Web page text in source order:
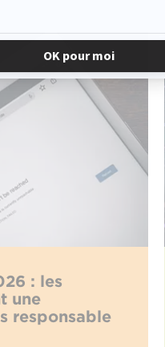
: les
une
responsable